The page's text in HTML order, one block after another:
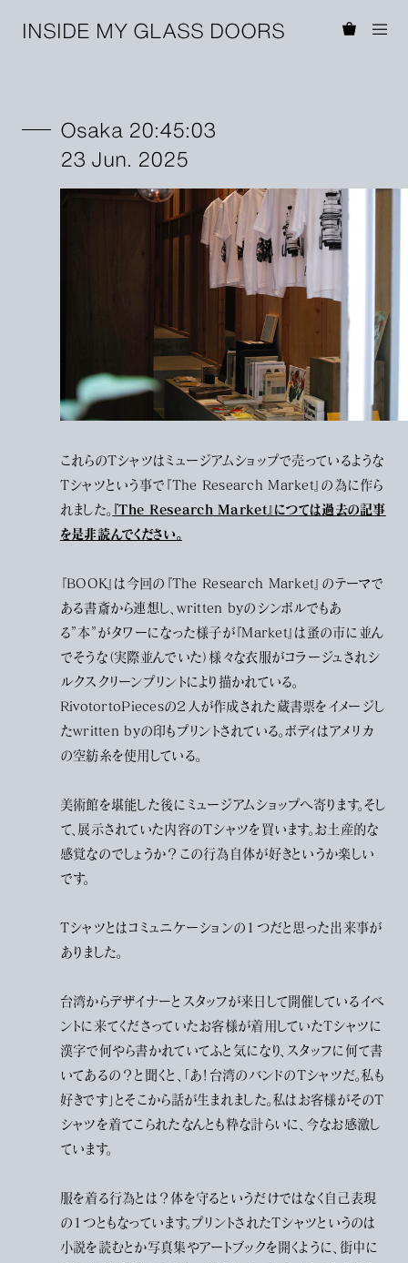
INSIDE MY GLASS DOORS
Osaka 20:45:03
23 Jun. 2025
これらのTシャツはミュージアムショップで売っているような
Tシャツという事で『The Research Market』の為に作ら
れました。 『The Research Market』につては過去の記事
を是非読んでください。
『BOOK』は今回の『The Research Market』のテーマで
ある書斎から連想し、written byのシンボルでもあ
る”本”がタワーになった様子が『Market』は蚤の市に並ん
でそうな（実際並んでいた）様々な衣服がコラージュされシ
ルクスクリーンプリントにより描かれている。
RivotortoPiecesの２人が作成された蔵書票をイメージし
たwritten byの印もプリントされている。ボディはアメリカ
の空紡糸を使用している。
美術館を堪能した後にミュージアムショップへ寄ります。そし
て、展示されていた内容のTシャツを買います。お土産的な
感覚なのでしょうか？この行為自体が好きというか楽しい
です。
Tシャツとはコミュニケーションの１つだと思った出来事が
ありました。
台湾からデザイナーとスタッフが来日して開催しているイベ
ントに来てくださっていたお客様が着用していたTシャツに
漢字で何やら書かれていてふと気になり、スタッフに何て書
いてあるの？と聞くと、「あ！台湾のバンドのTシャツだ。私も
好きです」とそこから話が生まれました。私はお客様がそのT
シャツを着てこられたなんとも粋な計らいに、今なお感激し
ています。
服を着る行為とは？体を守るというだけではなく自己表現
の１つともなっています。プリントされたTシャツというのは
小説を読むとか写真集やアートブックを開くように、街中に